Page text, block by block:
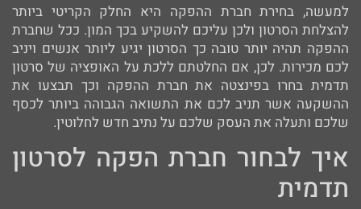
למעשה, בחירת חברת ההפקה היא החלק הקריטי ביותר
להצלחת הסרטון ולכן עליכם להשקיע בכך המון. ככל שחברת
ההפקה תהיה יותר טובה כך הסרטון יגיע ליותר אנשים ויניב
לכם מכירות. לכן, אם החלטתם ללכת על האופציה של סרטון
תדמית בחרו בפינצטה את חברת ההפקה וכך תבצעו את
ההשקעה אשר תניב לכם את התשואה הגבוהה ביותר לכסף
שלכם ותעלה את העסק שלכם על נתיב חדש לחלוטין.
איך לבחור חברת הפקה לסרטון
תדמית